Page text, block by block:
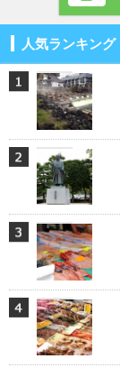
人気ランキング